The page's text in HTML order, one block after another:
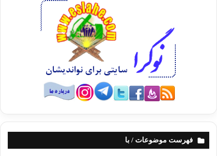
فهرست موضوعات / با